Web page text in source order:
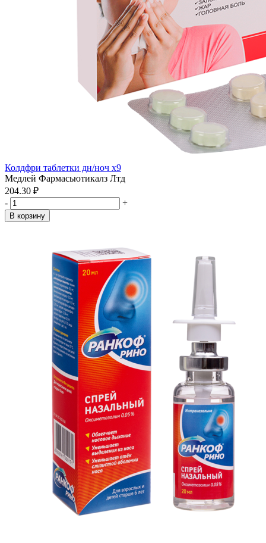
Колдфри таблетки дн/ноч x9
Медлей Фармасьютикалз Лтд
204.30 ₽
-
+
В корзину